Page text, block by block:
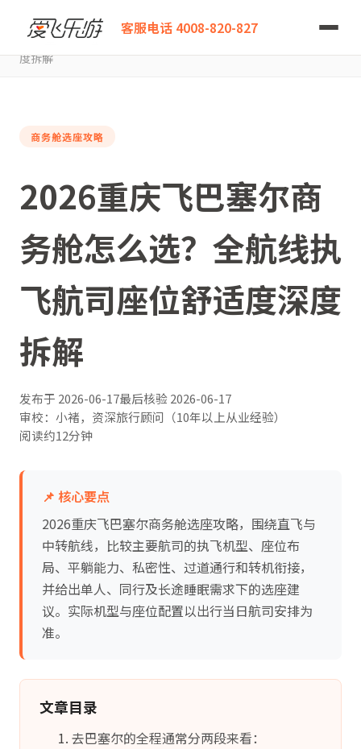
客服电话 4008-820-827
爱飞乐游
2026重庆飞巴塞尔商务舱怎么选？全航线执飞航司座位舒适度深
度拆解
商务舱选座攻略
2026重庆飞巴塞尔商
务舱怎么选？全航线执
飞航司座位舒适度深度
拆解
发布于 2026-06-17最后核验2026-06-17
审校：小褚，资深旅行顾问（10年以上从业经验）
阅读约12分钟
📌 核心要点
2026重庆飞巴塞尔商务舱选座攻略，围绕直飞与
中转航线，比较主要航司的执飞机型、座位布
局、平躺能力、私密性、过道通行和转机衔接，
并给出单人、同行及长途睡眠需求下的选座建
议。实际机型与座位配置以出行当日航司安排为
准。
文章目录
去巴塞尔的全程通常分两段来看：